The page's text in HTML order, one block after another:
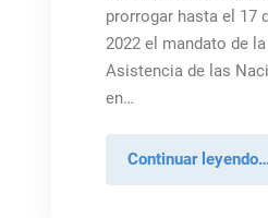
prorrogar hasta el 17
2022 el mandato de
Asistencia de las
en…
Continuar leyendo…